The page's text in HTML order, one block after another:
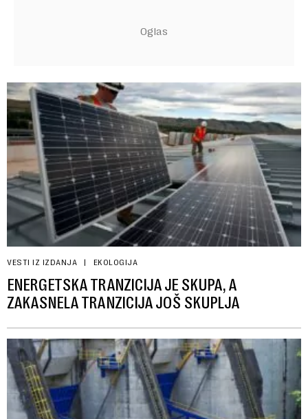
VESTI IZ IZDANJA EKOLOGIJA
ENERGETSKA TRANZICIJA JE SKUPA, A
ZAKASNELA TRANZICIJA JOŠ SKUPLJA